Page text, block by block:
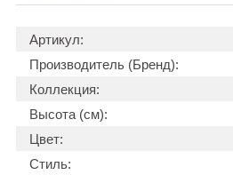
Артикул:
Производитель (Бренд):
Коллекция:
Высота (см):
Цвет:
Стиль: